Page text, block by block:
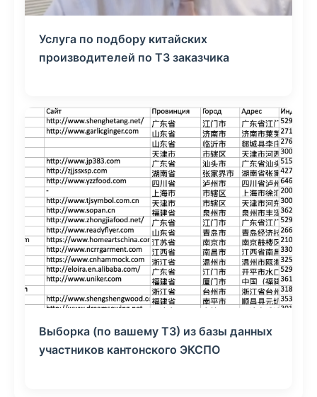
Услуга по подбору китайских
производителей по ТЗ заказчика
Выборка (по вашему ТЗ) из базы данных
участников кантонского ЭКСПО